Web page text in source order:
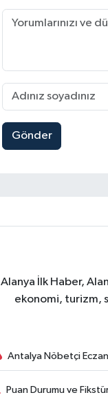
Gönder
Alanya İlk Haber,
ekonomi, turizm,
Antalya Nöbetçi
Puan Durumu ve